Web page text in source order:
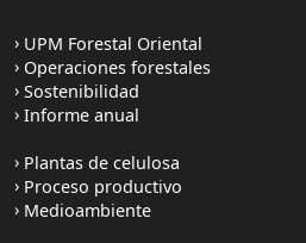
UPM Forestal Oriental
Operaciones forestales
Sostenibilidad
Informe anual
Plantas de celulosa
Proceso productivo
Medioambiente